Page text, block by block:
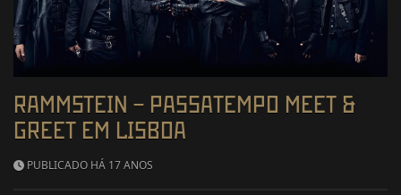
RAMMSTEIN – PASSATEMPO MEET &
GREET EM LISBOA
PUBLICADO HÁ 17 ANOS